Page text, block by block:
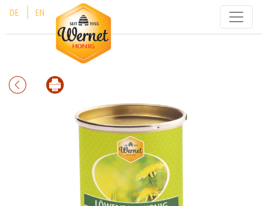
DE EN
Cookie-Einstellungen